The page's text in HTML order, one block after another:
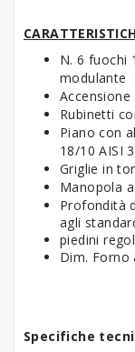
N. 6 fuochi
modulante
Rubinetti
Piano con
18/10 AISI
Griglie in
Manopola
Profondità
agli
piedini
Dim. Forno
Specifiche